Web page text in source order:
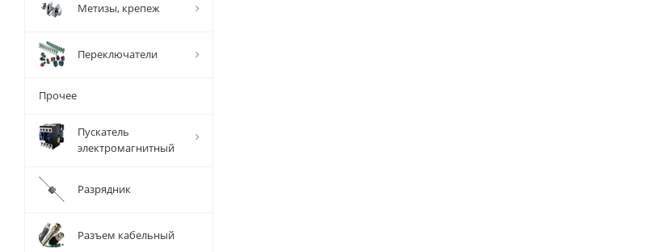
Метизы, крепеж
Переключатели
Прочее
Пускатель
электромагнитный
Разрядник
Разъем кабельный